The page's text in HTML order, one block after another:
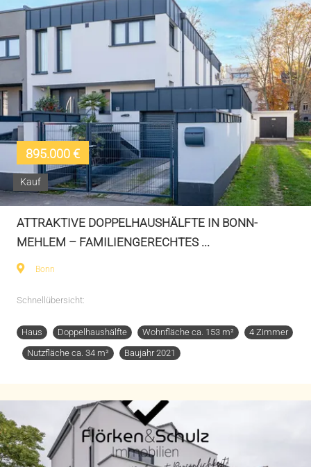
895.000 €
Kauf
ATTRAKTIVE DOPPELHAUSHÄLFTE IN BONN-
MEHLEM – FAMILIENGERECHTES ...
Bonn
Schnellübersicht:
Haus Doppelhaushälfte Wohnfläche ca. 153 m²
4 Zimmer
Nutzfläche ca. 34 m²
Baujahr 2021